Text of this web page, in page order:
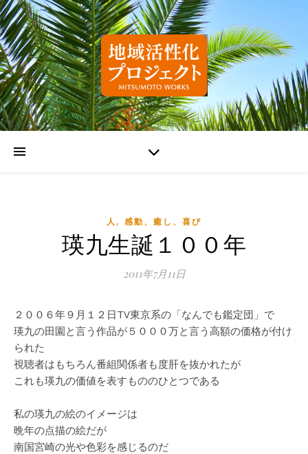
人 , 感動、癒し、喜び
瑛九生誕１００年
2011年7月11日
２００６年９月１２日TV東京系の「なんでも鑑定団」で
瑛九の田園と言う作品が５０００万と言う高額の価格が付け
られた
視聴者はもちろん番組関係者も度肝を抜かれたが
これも瑛九の価値を表すもののひとつである
私の瑛九の絵のイメージは
晩年の点描の絵だが
南国宮崎の光や色彩を感じるのだ